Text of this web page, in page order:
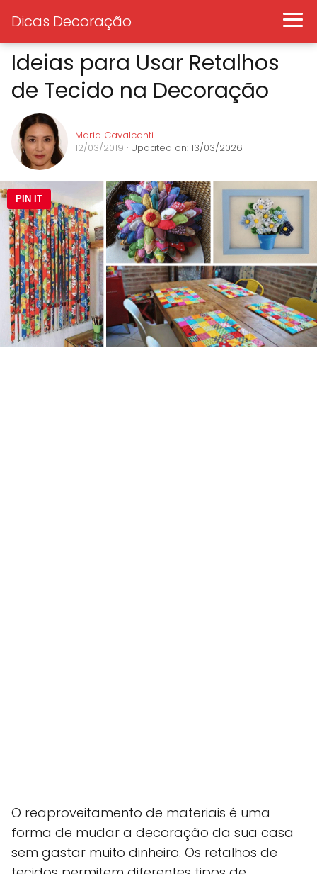
Dicas Decoração
Ideias para Usar Retalhos
de Tecido na Decoração
Maria Cavalcanti
12/03/2019 · Updated on: 13/03/2026
PIN IT
O reaproveitamento de materiais é uma
forma de mudar a decoração da sua casa
sem gastar muito dinheiro. Os retalhos de